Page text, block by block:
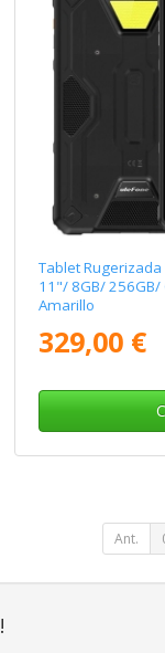
Tablet
11"/ 8GB/
Amarillo
329,00 €
Ant.